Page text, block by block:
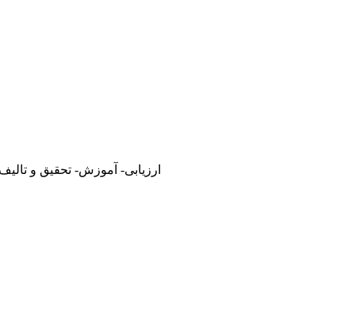
ارزیابی- آموزش- تحقیق و